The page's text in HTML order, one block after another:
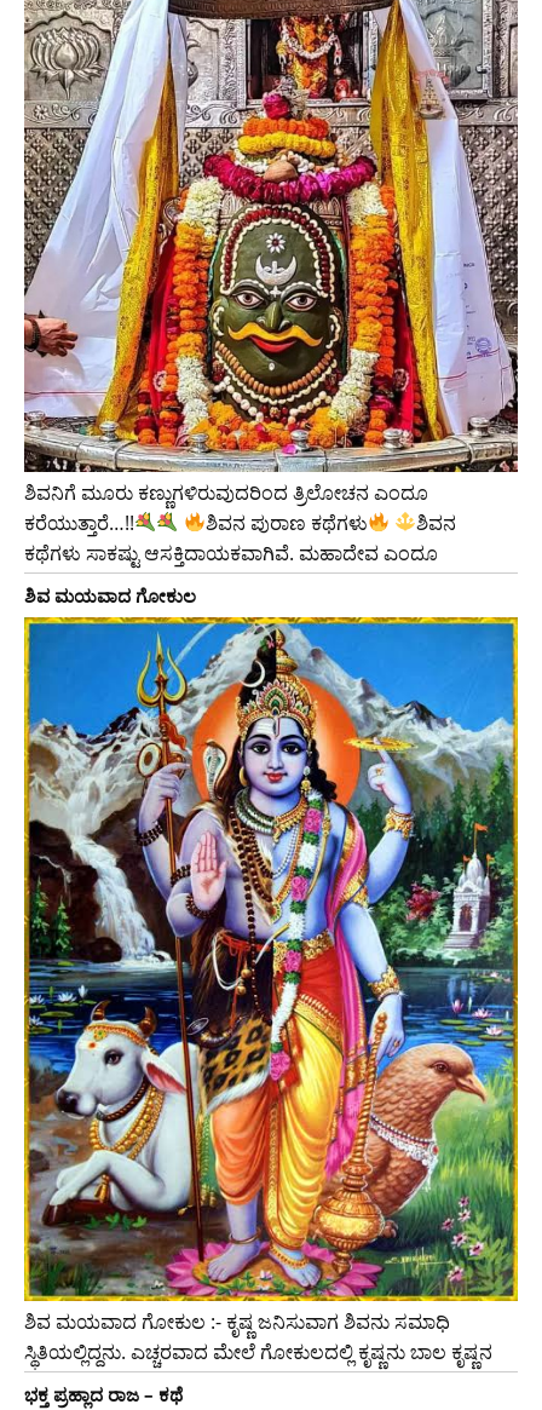
ಶಿವನಿಗೆ ಮೂರು ಕಣ್ಣುಗಳಿರುವುದರಿಂದ ತ್ರಿಲೋಚನ ಎಂದೂ
ಕರೆಯುತ್ತಾರೆ…!!
ಶಿವನ ಪುರಾಣ ಕಥೆಗಳು
ಶಿವನ
ಕಥೆಗಳು ಸಾಕಷ್ಟು ಆಸಕ್ತಿದಾಯಕವಾಗಿವೆ. ಮಹಾದೇವ ಎಂದೂ
ಶಿವ ಮಯವಾದ ಗೋಕುಲ
ಶಿವ ಮಯವಾದ ಗೋಕುಲ :- ಕೃಷ್ಣ ಜನಿಸುವಾಗ ಶಿವನು ಸಮಾಧಿ
ಸ್ಥಿತಿಯಲ್ಲಿದ್ದನು. ಎಚ್ಚರವಾದ ಮೇಲೆ ಗೋಕುಲದಲ್ಲಿ ಕೃಷ್ಣನು ಬಾಲ ಕೃಷ್ಣನ
ಭಕ್ತ ಪ್ರಹ್ಲಾದ ರಾಜ – ಕಥೆ